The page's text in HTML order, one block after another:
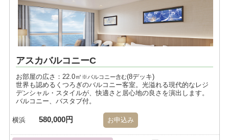
アスカバルコニーC
お部屋の広さ：22.0㎡ ※バルコニー含む(8デッキ)
世界も認めるくつろぎのバルコニー客室。光溢れる現代的なレジ
デンシャル・スタイルが、快適さと居心地の良さを演出します。
バルコニー、バスタブ付。
横浜 580,000円 お申込み